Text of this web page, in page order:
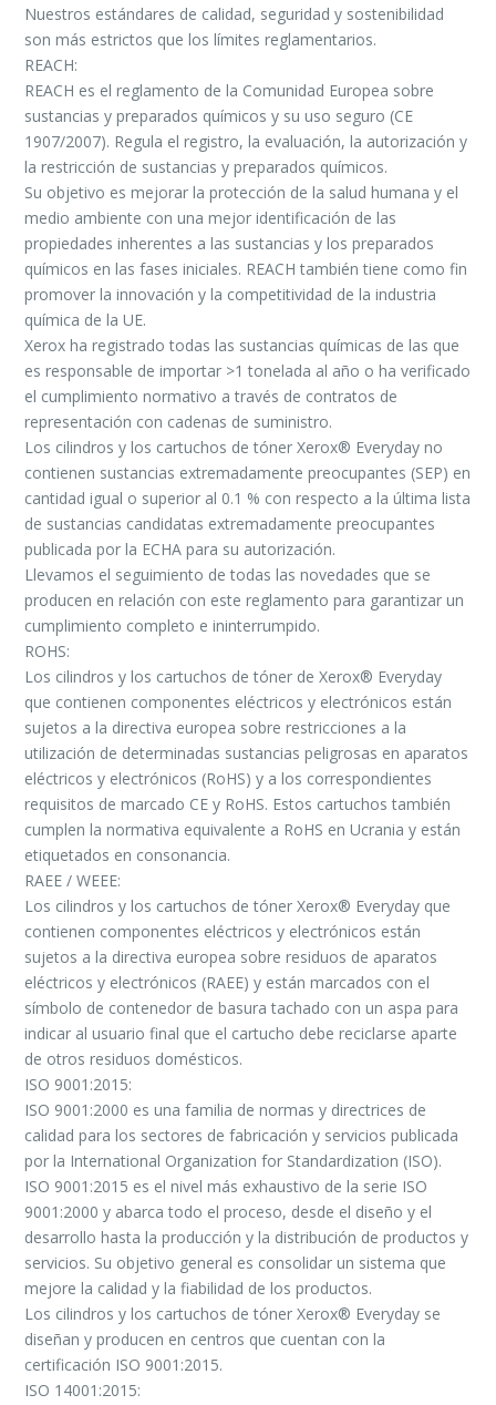
Nuestros estándares de calidad, seguridad y sostenibilidad
son más estrictos que los límites reglamentarios.
REACH:
REACH es el reglamento de la Comunidad Europea sobre
sustancias y preparados químicos y su uso seguro (CE
1907/2007). Regula el registro, la evaluación, la autorización y
la restricción de sustancias y preparados químicos.
Su objetivo es mejorar la protección de la salud humana y el
medio ambiente con una mejor identificación de las
propiedades inherentes a las sustancias y los preparados
químicos en las fases iniciales. REACH también tiene como fin
promover la innovación y la competitividad de la industria
química de la UE.
Xerox ha registrado todas las sustancias químicas de las que
es responsable de importar >1 tonelada al año o ha verificado
el cumplimiento normativo a través de contratos de
representación con cadenas de suministro.
Los cilindros y los cartuchos de tóner Xerox® Everyday no
contienen sustancias extremadamente preocupantes (SEP) en
cantidad igual o superior al 0.1 % con respecto a la última lista
de sustancias candidatas extremadamente preocupantes
publicada por la ECHA para su autorización.
Llevamos el seguimiento de todas las novedades que se
producen en relación con este reglamento para garantizar un
cumplimiento completo e ininterrumpido.
ROHS:
Los cilindros y los cartuchos de tóner de Xerox® Everyday
que contienen componentes eléctricos y electrónicos están
sujetos a la directiva europea sobre restricciones a la
utilización de determinadas sustancias peligrosas en aparatos
eléctricos y electrónicos (RoHS) y a los correspondientes
requisitos de marcado CE y RoHS. Estos cartuchos también
cumplen la normativa equivalente a RoHS en Ucrania y están
etiquetados en consonancia.
RAEE / WEEE:
Los cilindros y los cartuchos de tóner Xerox® Everyday que
contienen componentes eléctricos y electrónicos están
sujetos a la directiva europea sobre residuos de aparatos
eléctricos y electrónicos (RAEE) y están marcados con el
símbolo de contenedor de basura tachado con un aspa para
indicar al usuario final que el cartucho debe reciclarse aparte
de otros residuos domésticos.
ISO 9001:2015:
ISO 9001:2000 es una familia de normas y directrices de
calidad para los sectores de fabricación y servicios publicada
por la International Organization for Standardization (ISO).
ISO 9001:2015 es el nivel más exhaustivo de la serie ISO
9001:2000 y abarca todo el proceso, desde el diseño y el
desarrollo hasta la producción y la distribución de productos y
servicios. Su objetivo general es consolidar un sistema que
mejore la calidad y la fiabilidad de los productos.
Los cilindros y los cartuchos de tóner Xerox® Everyday se
diseñan y producen en centros que cuentan con la
certificación ISO 9001:2015.
ISO 14001:2015: